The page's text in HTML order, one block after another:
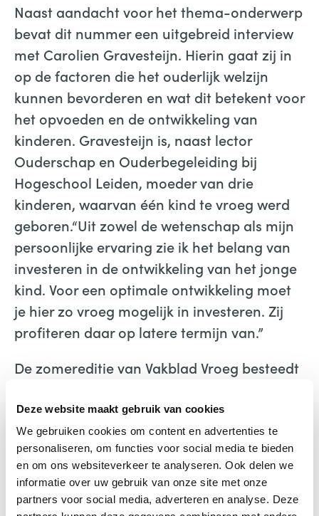
Deze website maakt gebruik van cookies
We gebruiken cookies om content en advertenties te
personaliseren, om functies voor social media te bieden
en om ons websiteverkeer te analyseren. Ook delen we
informatie over uw gebruik van onze site met onze
partners voor social media, adverteren en analyse. Deze
Naast aandacht voor het thema-onderwerp
bevat dit nummer een uitgebreid interview
met Carolien Gravesteijn. Hierin gaat zij in
op de factoren die het ouderlijk welzijn
kunnen bevorderen en wat dit betekent voor
het opvoeden en de ontwikkeling van
kinderen. Gravesteijn is, naast lector
Ouderschap en Ouderbegeleiding bij
Hogeschool Leiden, moeder van drie
kinderen, waarvan één kind te vroeg werd
geboren.“Uit zowel de wetenschap als mijn
persoonlijke ervaring zie ik het belang van
investeren in de ontwikkeling van het jonge
kind. Voor een optimale ontwikkeling moet
je hier zo vroeg mogelijk in investeren. Zij
profiteren daar op latere termijn van.”
De zomereditie van Vakblad Vroeg besteedt
eens kritisch te kijken naar het
wetenschappelijke bewijs over de relatie
tussen gehechtheid en eventuele latere
problemen in de ontwikkeling van kinderen.
Het artikel ‘Stap voor stap leren in een